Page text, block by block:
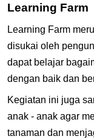
Learning Farm
Learning Farm
disukai oleh
dapat belajar
dengan baik dan
Kegiatan ini juga
anak - anak agar
tanaman dan